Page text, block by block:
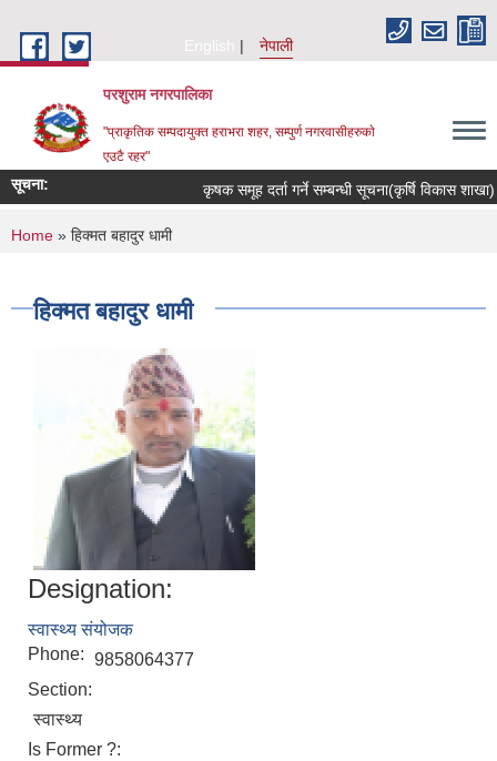
English
नेपाली
परशुराम नगरपालिका
"प्राकृतिक सम्पदायुक्त हराभरा शहर, सम्पुर्ण नगरवासीहरुकाे
एउटै रहर"
सूचना: कृषक समूह दर्ता गर्ने सम्बन्धी सूचना(कृर्षि विकास शाखा) ।
You are here
Home » हिक्मत बहादुर धामी
हिक्मत बहादुर धामी
Designation:
स्वास्थ्य संयोजक
Phone: 9858064377
Section:
स्वास्थ्य
Is Former ?: